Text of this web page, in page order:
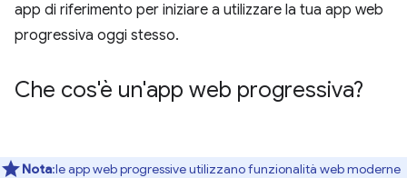
app di riferimento per iniziare a utilizzare la tua app web
progressiva oggi stesso.
Che cos'è un'app web progressiva?
Nota:le app web progressive utilizzano funzionalità web moderne